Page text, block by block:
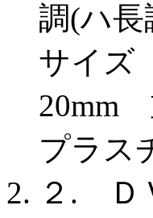
調(ハ長
サイ
20mm
プラス
２. Ｄ